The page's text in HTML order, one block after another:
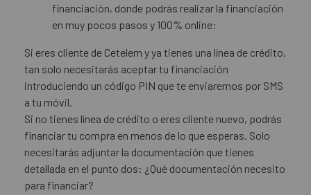
financiación, donde podrás realizar la financiación
en muy pocos pasos y 100% online:
Si eres cliente de Cetelem y ya tienes una línea de crédito,
tan solo necesitarás aceptar tu financiación
introduciendo un código PIN que te enviaremos por SMS
a tu móvil.
Si no tienes línea de crédito o eres cliente nuevo, podrás
financiar tu compra en menos de lo que esperas. Solo
necesitarás adjuntar la documentación que tienes
detallada en el punto dos: ¿Qué documentación necesito
para financiar?